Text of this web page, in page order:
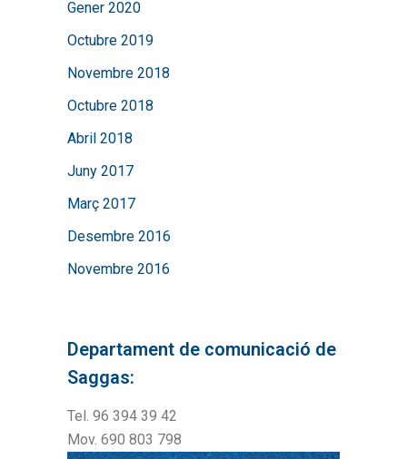
Gener 2020
Octubre 2019
Novembre 2018
Octubre 2018
Abril 2018
Juny 2017
Març 2017
Desembre 2016
Novembre 2016
Departament de comunicació de
Saggas:
Tel. 96 394 39 42
Mov. 690 803 798